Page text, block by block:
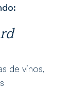
de vinos,